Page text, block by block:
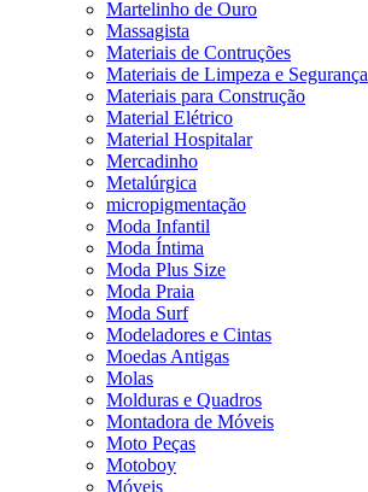
Martelinho de Ouro
Massagista
Materiais de Contruções
Materiais de Limpeza e Segurança
Materiais para Construção
Material Elétrico
Material Hospitalar
Mercadinho
Metalúrgica
micropigmentação
Moda Infantil
Moda Íntima
Moda Plus Size
Moda Praia
Moda Surf
Modeladores e Cintas
Moedas Antigas
Molas
Molduras e Quadros
Montadora de Móveis
Moto Peças
Motoboy
Móveis